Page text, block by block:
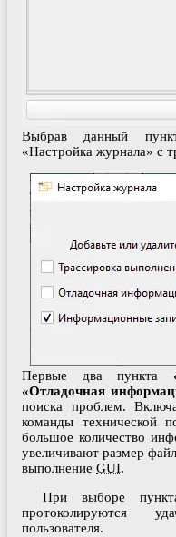
Выбрав данный
«Настройка журнала» с
Первые два пункта
«Отладочная
поиска проблем.
команды технической
большое количество
увеличивают размер
выполнение GUI.
При выборе
протоколируются
пользователя.